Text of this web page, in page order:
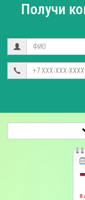
ОТЗЫВЫ
КОНТАКТЫ
НЕЗАВИСИМАЯ
ОЦЕНКА
КАЧЕСТВА
Получи